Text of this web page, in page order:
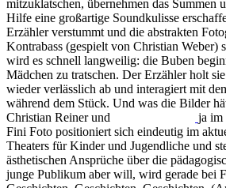
mitzuklatschen, übernehmen das Summen
Hilfe eine großartige Soundkulisse
Erzähler verstummt und die abstrakten
Kontrabass (gespielt von Christian Weber)
wird es schnell langweilig: die Buben
Mädchen zu tratschen. Der Erzähler holt
wieder verlässlich ab und interagiert mit
während dem Stück. Und was die Bilder
Christian Reiner und
ja im
Fini Foto positioniert sich eindeutig im
Theaters für Kinder und Jugendliche und
ästhetischen Ansprüche über die
junge Publikum aber will, wird gerade bei